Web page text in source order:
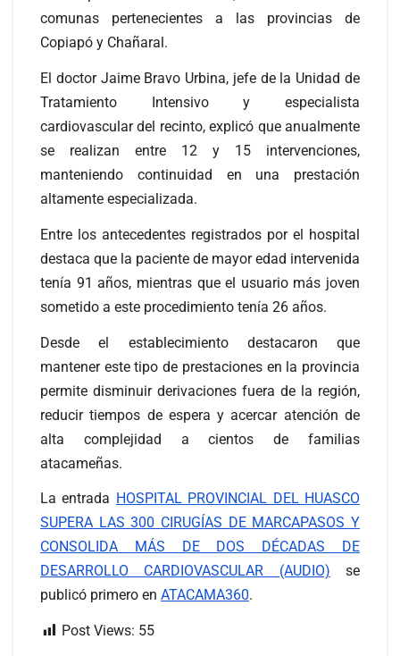
comunas pertenecientes a las provincias de
Copiapó y Chañaral.
El doctor Jaime Bravo Urbina, jefe de la Unidad de
Tratamiento Intensivo y especialista
cardiovascular del recinto, explicó que anualmente
se realizan entre 12 y 15 intervenciones,
manteniendo continuidad en una prestación
altamente especializada.
Entre los antecedentes registrados por el hospital
destaca que la paciente de mayor edad intervenida
tenía 91 años, mientras que el usuario más joven
sometido a este procedimiento tenía 26 años.
Desde el establecimiento destacaron que
mantener este tipo de prestaciones en la provincia
permite disminuir derivaciones fuera de la región,
reducir tiempos de espera y acercar atención de
alta complejidad a cientos de familias
atacameñas.
La entrada HOSPITAL PROVINCIAL DEL HUASCO
SUPERA LAS 300 CIRUGÍAS DE MARCAPASOS Y
CONSOLIDA MÁS DE DOS DÉCADAS DE
DESARROLLO CARDIOVASCULAR (AUDIO) se
publicó primero en ATACAMA360.
Post Views: 55